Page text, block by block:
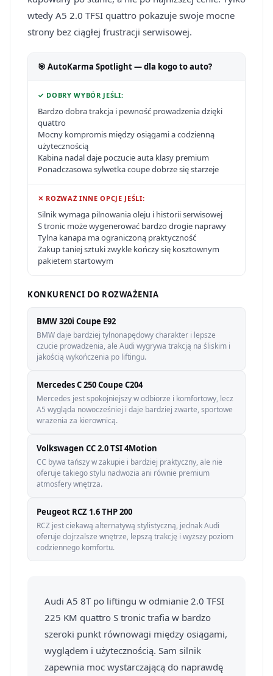
wtedy A5 2.0 TFSI quattro pokazuje swoje mocne
strony bez ciągłej frustracji serwisowej.
🎯 AutoKarma Spotlight — dla kogo to auto?
✓ DOBRY WYBÓR JEŚLI:
Bardzo dobra trakcja i pewność prowadzenia dzięki
quattro
Mocny kompromis między osiągami a codzienną
użytecznością
Kabina nadal daje poczucie auta klasy premium
Ponadczasowa sylwetka coupe dobrze się starzeje
✕ ROZWAŻ INNE OPCJE JEŚLI:
Silnik wymaga pilnowania oleju i historii serwisowej
S tronic może wygenerować bardzo drogie naprawy
Tylna kanapa ma ograniczoną praktyczność
Zakup taniej sztuki zwykle kończy się kosztownym
pakietem startowym
KONKURENCI DO ROZWAŻENIA
BMW 320i Coupe E92
BMW daje bardziej tylnonapędowy charakter i lepsze
czucie prowadzenia, ale Audi wygrywa trakcją na śliskim i
jakością wykończenia po liftingu.
Mercedes C 250 Coupe C204
Mercedes jest spokojniejszy w odbiorze i komfortowy, lecz
A5 wygląda nowocześniej i daje bardziej zwarte, sportowe
wrażenia za kierownicą.
Volkswagen CC 2.0 TSI 4Motion
CC bywa tańszy w zakupie i bardziej praktyczny, ale nie
oferuje takiego stylu nadwozia ani równie premium
atmosfery wnętrza.
Peugeot RCZ 1.6 THP 200
RCZ jest ciekawą alternatywą stylistyczną, jednak Audi
oferuje dojrzalsze wnętrze, lepszą trakcję i wyższy poziom
codziennego komfortu.
Audi A5 8T po liftingu w odmianie 2.0 TFSI
225 KM quattro S tronic trafia w bardzo
szeroki punkt równowagi między osiągami,
wyglądem i użytecznością. Sam silnik
zapewnia moc wystarczającą do naprawdę